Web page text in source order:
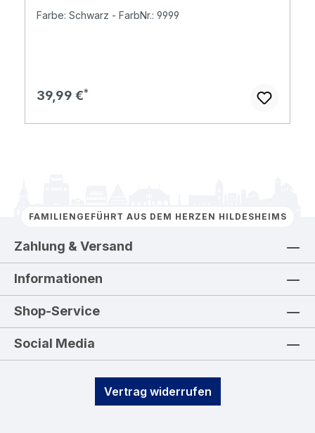
Farbe: Schwarz - FarbNr.: 9999
Regulärer Preis:
39,99 €
FAMILIENGEFÜHRT AUS DEM HERZEN HILDESHEIMS
Zahlung & Versand
Informationen
Shop-Service
Social Media
Vertrag widerrufen